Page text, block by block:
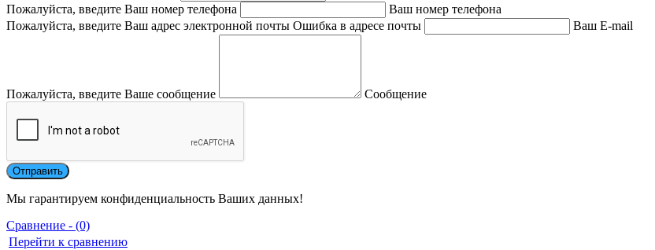
Пожалуйста, введите Ваш номер телефона
Ваш номер телефона
Пожалуйста, введите Ваш адрес электронной почты Ошибка в адресе почты Ваш E-mail
Пожалуйста, введите Ваше сообщение Сообщение
Мы гарантируем конфиденциальность Ваших данных!
Сравнение - (0)
Перейти к сравнению